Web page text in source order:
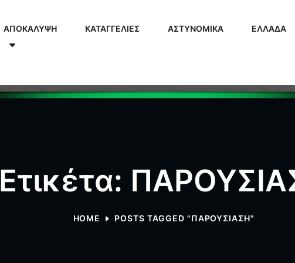
ΑΠΟΚΑΛΥΨΗ ΚΑΤΑΓΓΕΛΙΕΣ ΑΣΤΥΝΟΜΙΚΑ ΕΛΛΑΔΑ
Ετικέτα:
HOME POSTS TAGGED "ΠΑΡΟΥΣΙΑΣΗ"